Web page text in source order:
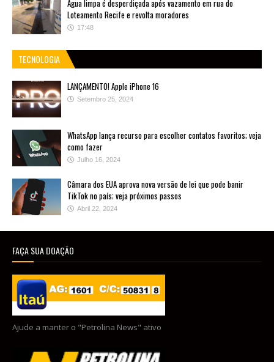
Água limpa é desperdiçada após vazamento em rua do
Loteamento Recife e revolta moradores
17:48
TECNOLOGIA
LANÇAMENTO! Apple iPhone 16
Setembro 25, 2024
WhatsApp lança recurso para escolher contatos favoritos; veja
como fazer
Julho 16, 2024
Câmara dos EUA aprova nova versão de lei que pode banir
TikTok no país; veja próximos passos
Abril 22, 2024
FAÇA SUA DOAÇÃO
Ajude a manter o "Petrolina News" ativo